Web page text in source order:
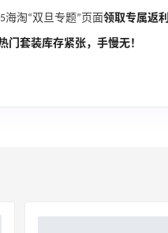
海淘“双旦专题”页面领取专属返
门套装库存紧张，手慢无！